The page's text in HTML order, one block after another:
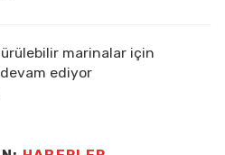
marinalar için
devam ediyor